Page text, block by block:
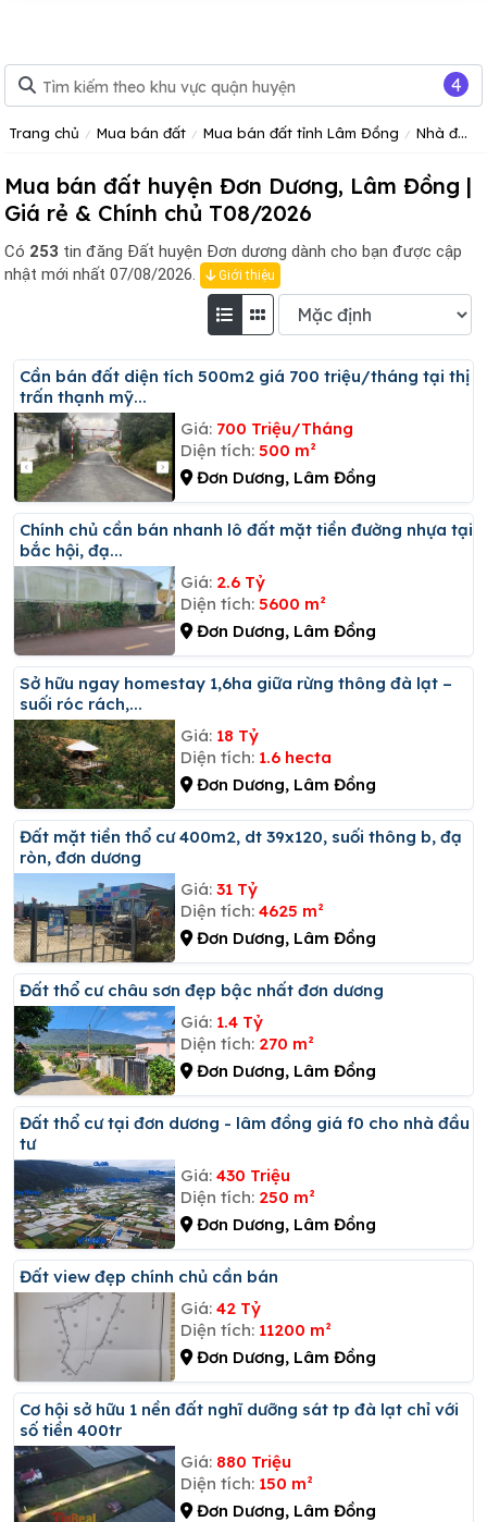
Trang chủ Mua bán đất Mua bán đất tỉnh Lâm Đồng Nhà đất huyện Đơn Dương
Mua bán đất huyện Đơn Dương, Lâm Đồng |
Giá rẻ & Chính chủ T08/2026
Có 253 tin đăng Đất huyện Đơn dương dành cho bạn được cập
nhật mới nhất 07/08/2026.
Giới thiệu
Cần bán đất diện tích 500m2 giá 700 triệu/tháng tại thị
trấn thạnh mỹ...
Giá: 700 Triệu/Tháng
Diện tích: 500 m²
Đơn Dương, Lâm Đồng
Chính chủ cần bán nhanh lô đất mặt tiền đường nhựa tại
bắc hội, đạ...
Giá: 2.6 Tỷ
Diện tích: 5600 m²
Đơn Dương, Lâm Đồng
Sở hữu ngay homestay 1,6ha giữa rừng thông đà lạt –
suối róc rách,...
Giá: 18 Tỷ
Diện tích: 1.6 hecta
Đơn Dương, Lâm Đồng
đất mặt tiền thổ cư 400m2, dt 39x120, suối thông b, đạ
ròn, đơn dương
Giá: 31 Tỷ
Diện tích: 4625 m²
Đơn Dương, Lâm Đồng
đất thổ cư châu sơn đẹp bậc nhất đơn dương
Giá: 1.4 Tỷ
Diện tích: 270 m²
Đơn Dương, Lâm Đồng
đất thổ cư tại đơn dương - lâm đồng giá f0 cho nhà đầu
tư
Giá: 430 Triệu
Diện tích: 250 m²
Đơn Dương, Lâm Đồng
đất view đẹp chính chủ cần bán
Giá: 42 Tỷ
Diện tích: 11200 m²
Đơn Dương, Lâm Đồng
Cơ hội sở hữu 1 nền đất nghĩ dưỡng sát tp đà lạt chỉ với
số tiền 400tr
Giá: 880 Triệu
Diện tích: 150 m²
Đơn Dương, Lâm Đồng
4